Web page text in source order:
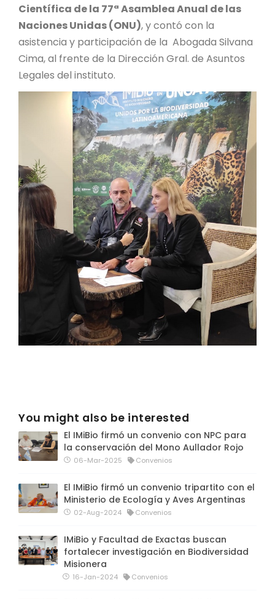
Científica de la 77ª Asamblea Anual de las
Naciones Unidas (ONU), y contó con la
asistencia y participación de la Abogada Silvana
Cima, al frente de la Dirección Gral. de Asuntos
Legales del instituto.
You might also be interested
El IMiBio firmó un convenio con NPC para
la conservación del Mono Aullador Rojo
06-Mar-2025 Convenios
El IMiBio firmó un convenio tripartito con el
Ministerio de Ecología y Aves Argentinas
02-Aug-2024 Convenios
IMiBio y Facultad de Exactas buscan
fortalecer investigación en Biodiversidad
Misionera
16-Jan-2024 Convenios